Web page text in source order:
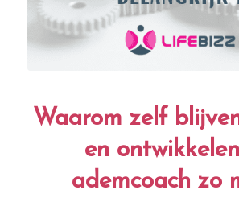
Waarom zelf
en
ademcoach zo